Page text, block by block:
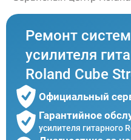
Ремонт
усилителя
Roland Cube
Официальный
Гарантийное
усилителя гитарного